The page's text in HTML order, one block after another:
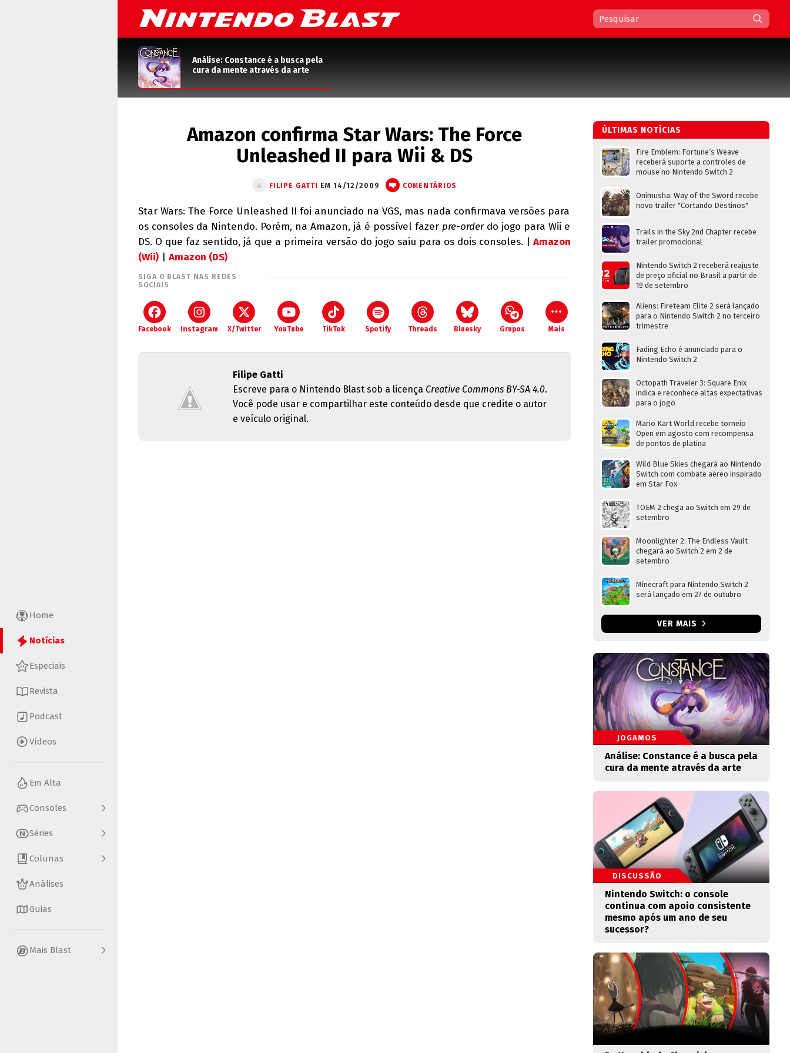
Home
Notícias
Especiais
Revista
Podcast
Vídeos
Em Alta
Consoles
Séries
Colunas
Análises
Guias
Mais Blast
Análise: Constance é a busca pela
cura da mente através da arte
Amazon confirma Star Wars: The Force
Unleashed II para Wii & DS
FILIPE GATTI EM 14/12/2009 COMENTÁRIOS
Star Wars: The Force Unleashed II foi anunciado na VGS, mas nada confirmava versões para
os consoles da Nintendo. Porém, na Amazon, já é possível fazer pre-orderdo jogo para Wii e
DS. O que faz sentido, já que a primeira versão do jogo saiu para os dois consoles. | Amazon
(Wii)
Amazon (DS)
SIGA O BLAST NAS REDES
SOCIAIS
Facebook Instagram X/Twitter YouTube TikTok Spotify Threads Bluesky Grupos Mais
Filipe Gatti
Escreve para o Nintendo Blast sob a licença Creative Commons BY-SA 4.0.
Você pode usar e compartilhar este conteúdo desde que credite o autor
e veículo original.
ÚLTIMAS NOTÍCIAS
Fire Emblem: Fortune’s Weave
receberá suporte a controles de
mouse no Nintendo Switch 2
Onimusha: Way of the Sword recebe
novo trailer "Cortando Destinos"
Trails in the Sky 2nd Chapter recebe
trailer promocional
Nintendo Switch 2 receberá reajuste
de preço oficial no Brasil a partir de
1º de setembro
Aliens: Fireteam Elite 2 será lançado
para o Nintendo Switch 2 no terceiro
trimestre
Fading Echo é anunciado para o
Nintendo Switch 2
Octopath Traveler 3: Square Enix
indica e reconhece altas expectativas
para o jogo
Mario Kart World recebe torneio
Open em agosto com recompensa
de pontos de platina
Wild Blue Skies chegará ao Nintendo
Switch com combate aéreo inspirado
em Star Fox
TOEM 2 chega ao Switch em 29 de
setembro
Moonlighter 2: The Endless Vault
chegará ao Switch 2 em 2 de
setembro
Minecraft para Nintendo Switch 2
será lançado em 27 de outubro
VER MAIS
JOGAMOS
Análise: Constance é a busca pela
cura da mente através da arte
DISCUSSÃO
Nintendo Switch: o console
continua com apoio consistente
mesmo após um ano de seu
sucessor?